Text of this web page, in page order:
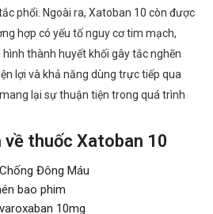
phổi. Ngoài ra, Xatoban 10 còn được
hợp có yếu tố nguy cơ tim mạch,
thành huyết khối gây tắc nghẽn
lợi và khả năng dùng trực tiếp qua
lại sự thuận tiện trong quá trình
thuốc Xatoban 10
Đông Máu
bao phim
10mg